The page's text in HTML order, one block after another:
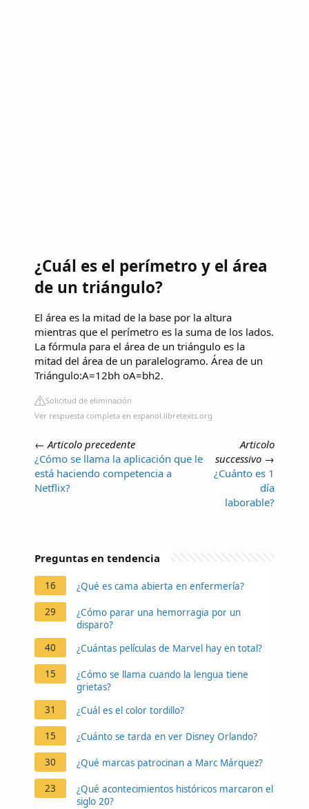
¿Cuál es el perímetro y el área
de un triángulo?
El área es la mitad de la base por la altura
mientras que el perímetro es la suma de los lados.
La fórmula para el área de un triángulo es la
mitad del área de un paralelogramo. Área de un
Triángulo:A=12bh oA=bh2.
Solicitud de eliminación
Ver respuesta completa en espanol.libretexts.org
←Articolo precedente
¿Cómo se llama la aplicación que le
está haciendo competencia a
Netflix?
Articolo
successivo →
¿Cuánto es 1
día
laborable?
Preguntas en tendencia
16 ¿Qué es cama abierta en enfermería?
29
¿Cómo parar una hemorragia por un
disparo?
40
¿Cuántas películas de Marvel hay en total?
15
¿Cómo se llama cuando la lengua tiene
grietas?
31
¿Cuál es el color tordillo?
15 ¿Cuánto se tarda en ver Disney Orlando?
30 ¿Qué marcas patrocinan a Marc Márquez?
23
¿Qué acontecimientos históricos marcaron el
siglo 20?